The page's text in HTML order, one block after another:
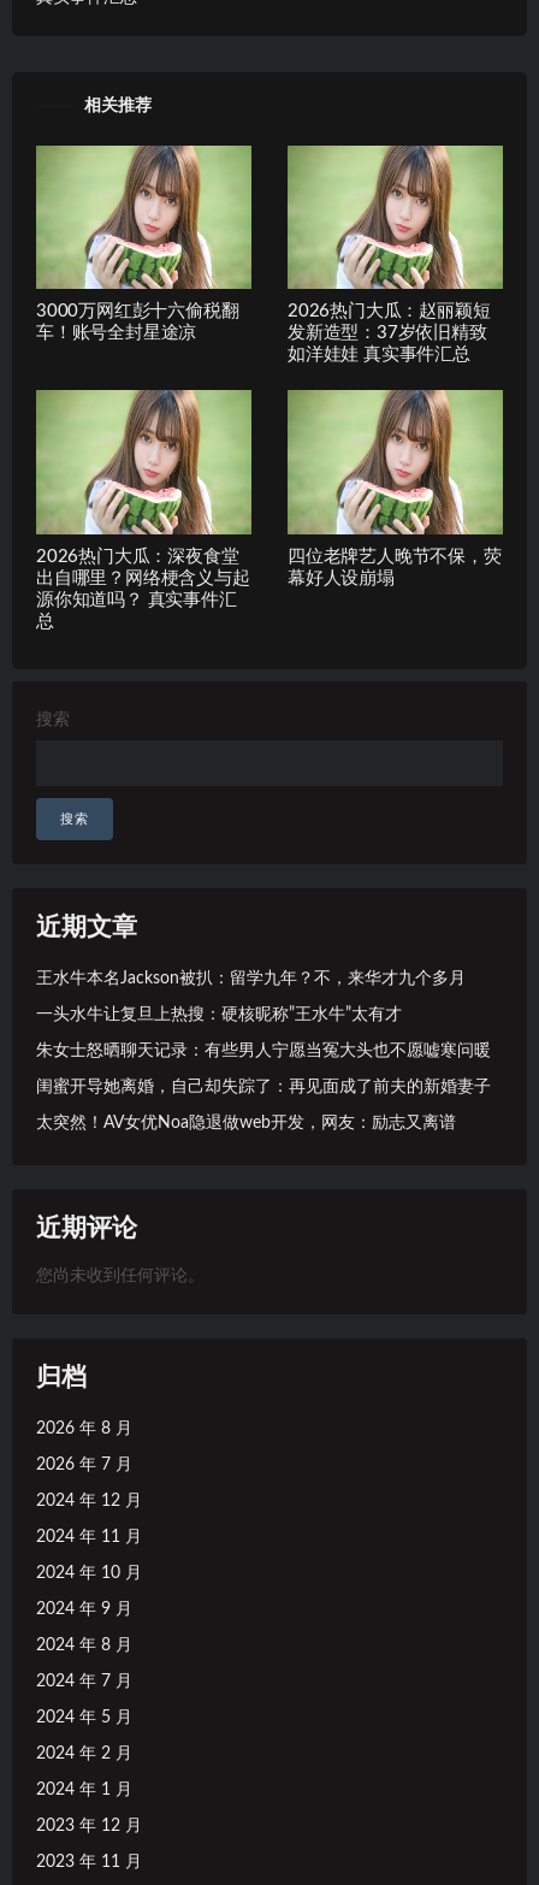
相关推荐
3000万网红彭十六偷税翻
车！账号全封星途凉
2026热门大瓜：赵丽颖短
发新造型：37岁依旧精致
如洋娃娃 真实事件汇总
2026热门大瓜：深夜食堂
出自哪里？网络梗含义与起
源你知道吗？ 真实事件汇
总
四位老牌艺人晚节不保，荧
幕好人设崩塌
搜索
搜索
近期文章
王水牛本名Jackson被扒：留学九年？不，来华才九个多月
一头水牛让复旦上热搜：硬核昵称”王水牛”太有才
朱女士怒晒聊天记录：有些男人宁愿当冤大头也不愿嘘寒问暖
闺蜜开导她离婚，自己却失踪了：再见面成了前夫的新婚妻子
太突然！AV女优Noa隐退做web开发，网友：励志又离谱
近期评论
您尚未收到任何评论。
归档
2026 年 8 月
2026 年 7 月
2024 年 12 月
2024 年 11 月
2024 年 10 月
2024 年 9 月
2024 年 8 月
2024 年 7 月
2024 年 5 月
2024 年 2 月
2024 年 1 月
2023 年 12 月
2023 年 11 月